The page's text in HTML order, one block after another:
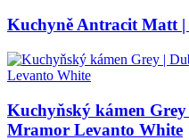
Kuchyně Antracit Matt
Kuchyňský kámen
Mramor Levanto White